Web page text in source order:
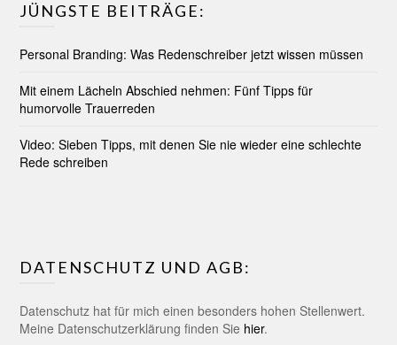
JÜNGSTE BEITRÄGE:
Personal Branding: Was Redenschreiber jetzt wissen müssen
Mit einem Lächeln Abschied nehmen: Fünf Tipps für
humorvolle Trauerreden
Video: Sieben Tipps, mit denen Sie nie wieder eine schlechte
Rede schreiben
DATENSCHUTZ UND AGB:
Datenschutz hat für mich einen besonders hohen Stellenwert.
Meine Datenschutzerklärung finden Sie hier.